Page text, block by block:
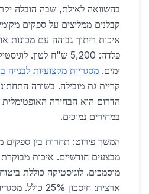
קבלנים ממליצים על ספקים
איכות ריתוך גבוהה עם מכונות
ימים. מסגריות מקצועיות
הדרום הוא הבחירה האופטימלית
במחירים נמוכים.
המשך פירוט: תחרות בין ספקים
מבצעים חודשיים. איכות
מוסמכים. לוגיסטיקה כוללת
ארצית: חיסכון